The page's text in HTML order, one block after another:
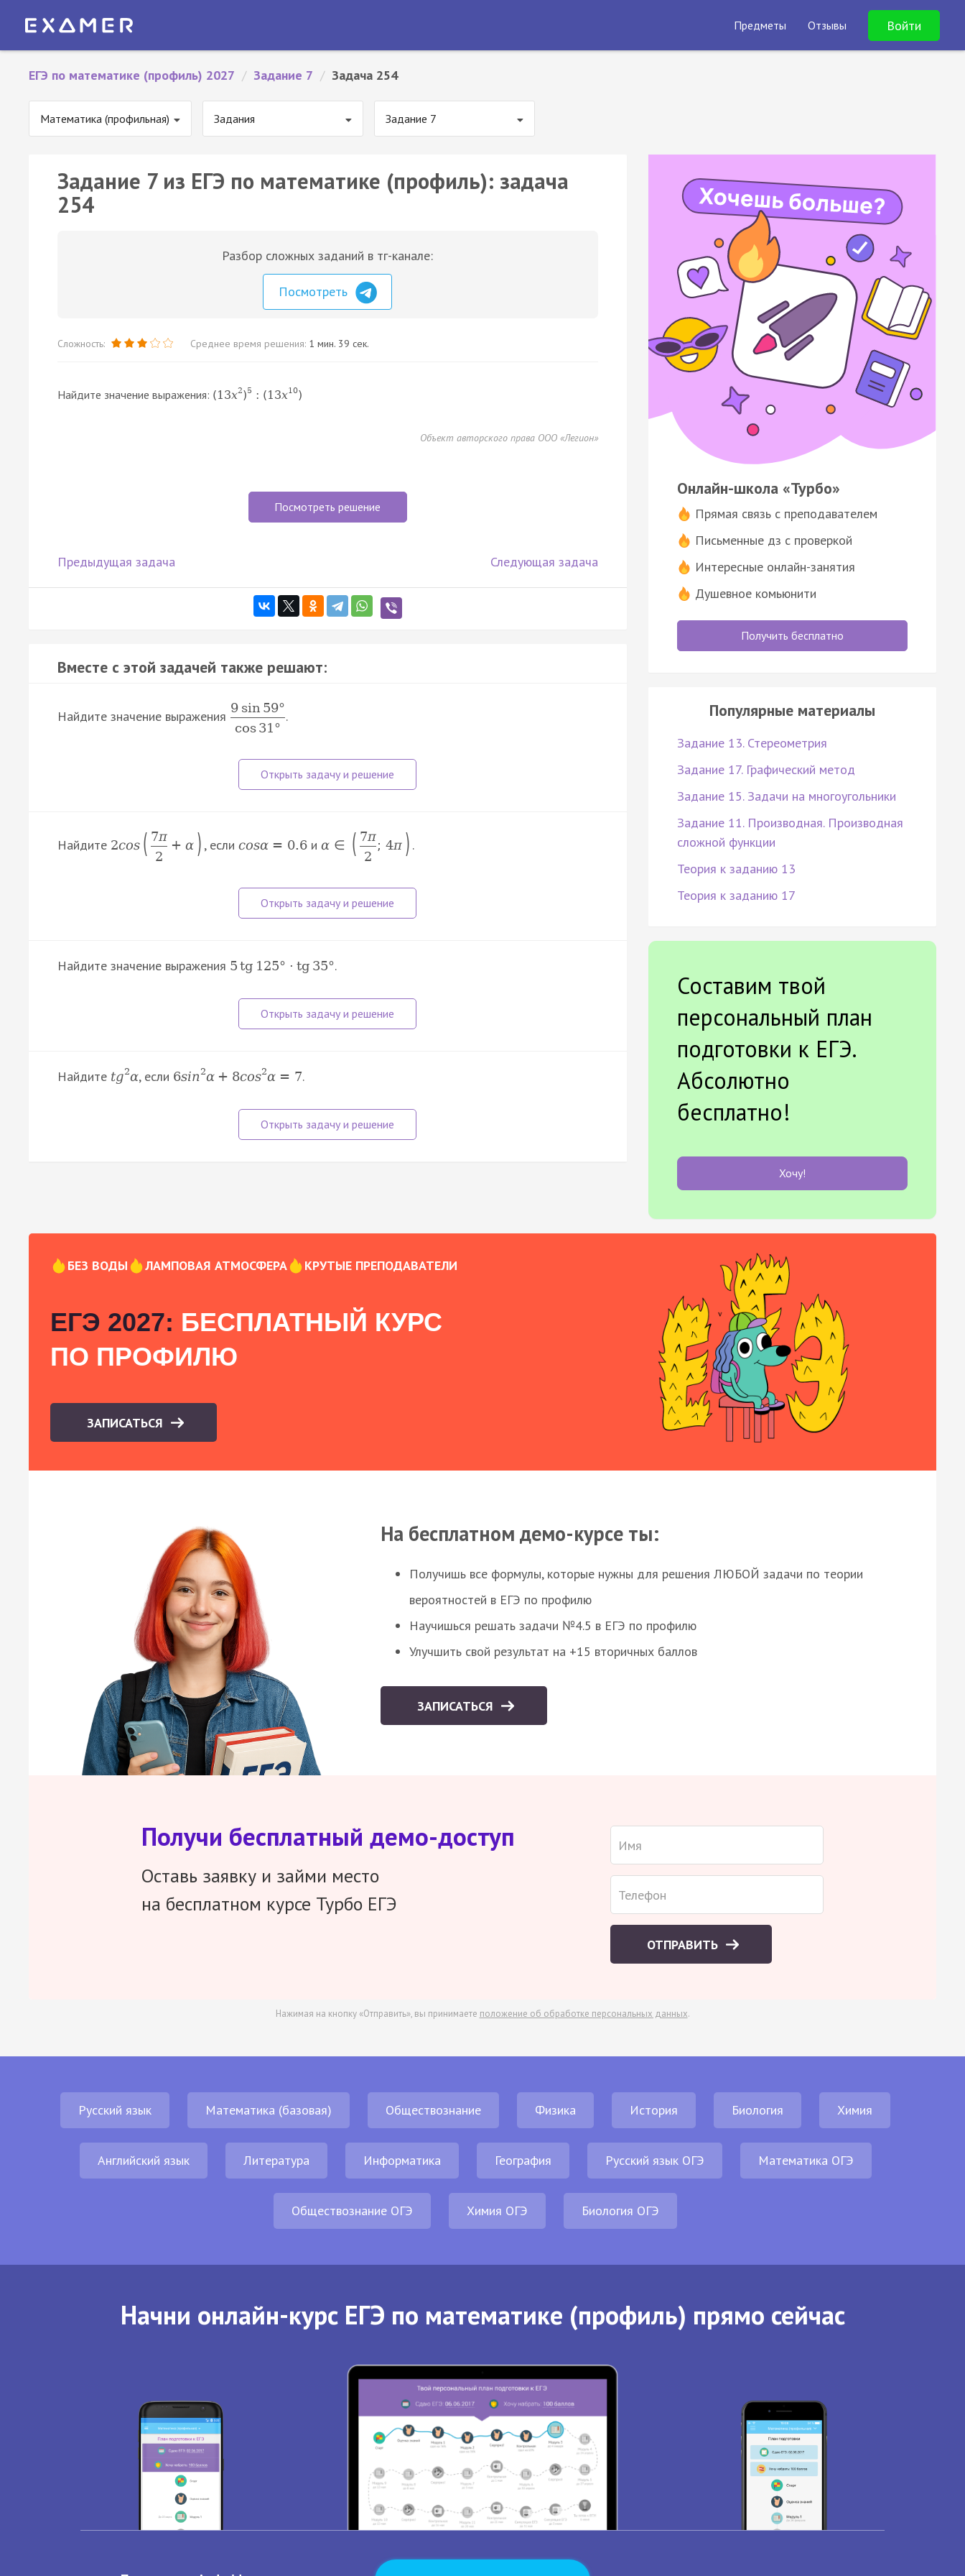
Предметы Отзывы Войти
ЕГЭ по математике (профиль) 2027 / Задание 7 / Задача 254
Математика (профильная) Задания Задание 7
Задание 7 из ЕГЭ по математике (профиль): задача
254
Разбор сложных заданий в тг-канале:
Посмотреть
Сложность: Среднее время решения: 1 мин. 39 сек.
Найдите значение выражения: (13x2)5 : (13x10)
Объект авторского права ООО «Легион»
Посмотреть решение
Предыдущая задача Следующая задача
Вместе с этой задачей также решают:
Найдите значение выражения
9 sin 59°
cos31 °
.
Найдите 2cos ( 7π
2
+ α ) , если cosα = 0.6и α ∈ ( 7π
2
; 4π ) .
Найдите значение выражения 5tg 125° ⋅ tg 35°.
Найдите tg2α, если 6sin 2α + 8cos2α = 7.
Онлайн-школа «Турбо»
Прямая связь с преподавателем
Письменные дз с проверкой
Интересные онлайн-занятия
Душевное комьюнити
Получить бесплатно
Популярные материалы
Задание 13. Стереометрия
Задание 17. Графический метод
Задание 15. Задачи на многоугольники
Задание 11. Производная. Производная
сложной функции
Теория к заданию 13
Теория к заданию 17
Составим твой
персональный план
подготовки к ЕГЭ.
Абсолютно
бесплатно!
Хочу!
БЕЗ ВОДЫ ЛАМПОВАЯ АТМОСФЕРА КРУТЫЕ ПРЕПОДАВАТЕЛИ
ЕГЭ 2027: БЕСПЛАТНЫЙ КУРС
ПО ПРОФИЛЮ
ЗАПИСАТЬСЯ
На бесплатном демо-курсе ты:
Получишь все формулы, которые нужны для решения ЛЮБОЙ задачи по теории
вероятностей в ЕГЭ по профилю
Научишься решать задачи №4.5 в ЕГЭ по профилю
Улучшить свой результат на +15 вторичных баллов
ЗАПИСАТЬСЯ
Получи бесплатный демо-доступ
Оставь заявку и займи место
на бесплатном курсе Турбо ЕГЭ
ОТПРАВИТЬ
Нажимая на кнопку «Отправить», вы принимаете положение об обработке персональных данных.
Русский язык Математика (базовая) Обществознание Физика История Биология Химия
Английский язык Литература Информатика География Русский язык ОГЭ Математика ОГЭ
Обществознание ОГЭ Химия ОГЭ Биология ОГЭ
Начни онлайн-курс ЕГЭ по математике (профиль) прямо сейчас